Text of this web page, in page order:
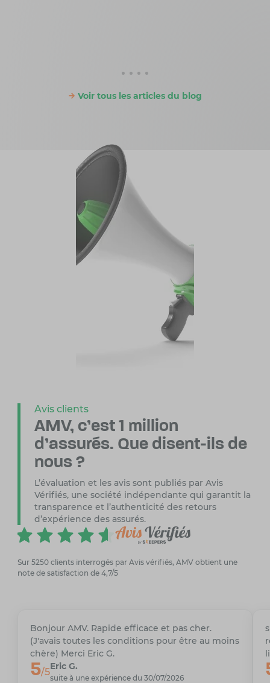
Voir tous les articles du blog
Avis clients
AMV, c’est 1 million
d’assurés. Que disent-ils de
nous ?
L’évaluation et les avis sont publiés par Avis
Vérifiés, une société indépendante qui garantit la
transparence et l’authenticité des retours
d’expérience des assurés.
Sur 5250 clients interrogés par Avis vérifiés, AMV obtient une
note de satisfaction de 4,7/5
Bonjour AMV. Rapide efficace et pas cher.
(J'avais toutes les conditions pour être au moins
chère) Merci Eric G.
5/5Eric G.
suite à une expérience du 30/07/2026